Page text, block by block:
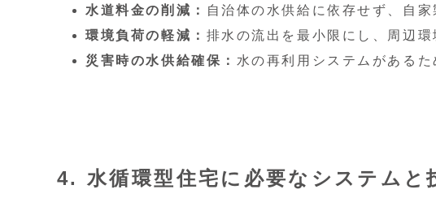
水道料金の削減：
自治体の水供給に依存せず、自
環境負荷の軽減： 排水の流出を最小限にし、周辺環
災害時の水供給確保： 水の再利用システムがある
4. 水循環型住宅に必要なシステムと